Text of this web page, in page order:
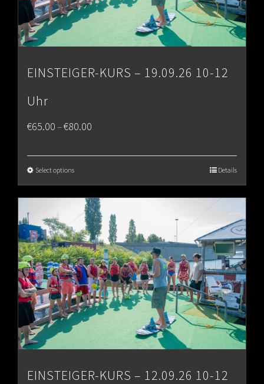
EINSTEIGER-KURS – 19.09.26 10-12
Uhr
€65.00–€80.00
€80.00
Select options Details
EINSTEIGER-KURS – 12.09.26 10-12